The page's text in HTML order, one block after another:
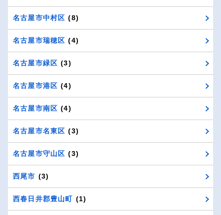
名古屋市中村区 (8)
名古屋市瑞穂区 (4)
名古屋市緑区 (3)
名古屋市港区 (4)
名古屋市南区 (4)
名古屋市名東区 (3)
名古屋市守山区 (3)
西尾市 (3)
西春日井郡豊山町 (1)